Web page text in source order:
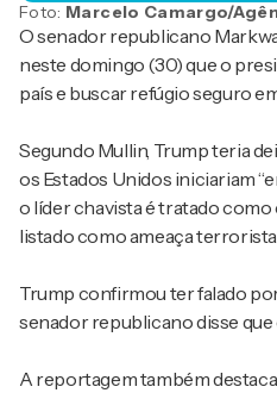
Foto: Marcelo Camargo/
O senador republicano
neste domingo (30) que o
país e buscar refúgio seguro
Segundo Mullin, Trump teria
os Estados Unidos iniciariam
o líder chavista é tratado
listado como ameaça
Trump confirmou ter falado
senador republicano disse
A reportagem também